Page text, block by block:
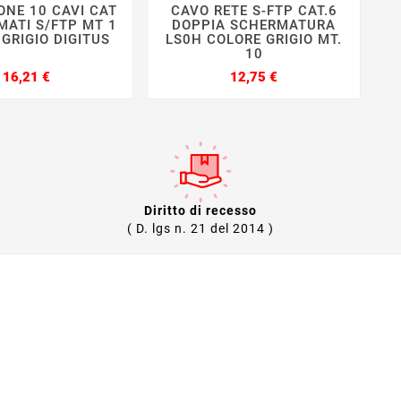
 
10 CAVI CAT
S/FTP MT 1
DIGITUS
16,21 €
   
CAVO RETE S-FTP CAT.6
DOPPIA SCHERMATURA
LS0H COLORE GRIGIO MT.
10
12,75 €
Diritto di recesso
( D. lgs n. 21 del 2014 )